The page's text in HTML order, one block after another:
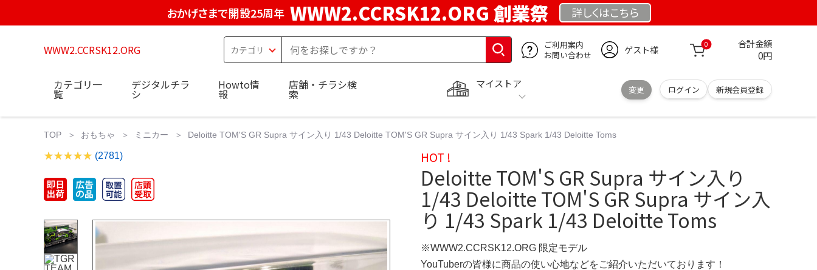
おかげさまで開設25周年 WWW2.CCRSK12.ORG 創業祭 詳しくはこちら
WWW2.CCRSK12.ORG
ご利用案内
お問い合わせ
ゲスト様 0 合計金額
0円
マイストア
変更 ログイン 新規会員登録
カテゴリ一
覧
デジタルチラ
シ
Howto情
報
店舗・チラシ検
索
TOP おもちゃ ミニカー Deloitte TOM'S GR Supra サイン入り 1/43 Deloitte TOM'S GR Supra サイン入り 1/43 Spark 1/43 Deloitte Toms
(2781) HOT !
Deloitte TOM'S GR Supra サイン入り
1/43 Deloitte TOM'S GR Supra サイン入
り 1/43 Spark 1/43 Deloitte Toms
※WWW2.CCRSK12.ORG 限定モデル
YouTuberの皆様に商品の使い心地などをご紹介いただいております！